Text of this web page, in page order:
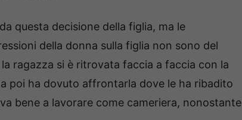
questa decisione della figlia, ma le
della donna sulla figlia non sono del
ragazza si è ritrovata faccia a faccia con la
poi ha dovuto affrontarla dove le ha ribadito
bene a lavorare come cameriera, nonostante